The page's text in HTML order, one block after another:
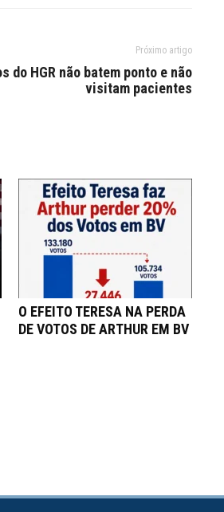
Próximo artigo
do HGR não batem ponto e não
visitam pacientes
O EFEITO TERESA NA PERDA
DE VOTOS DE ARTHUR EM BV